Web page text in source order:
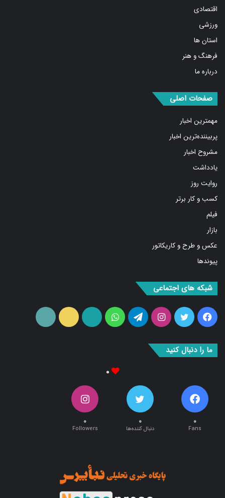
اقتصادی
ورزشی
استان ها
فرهنگ و هنر
درباره ما
صفحات اصلی
مهمترین اخبار
پربیننده‌ترین اخبار
مشروح اخبار
یادداشت
روایت روز
کسب و کار برتر
فیلم
بازار
عکس و طرح و کاریکاتور
پیوندها
شبکه های اجتماعی
فیس
توییتر اینستاگرامتلگرام واتس
آپارات ایتا
ما را دنبال کنید
۰
۰
Fans
۰
دنبال کننده‌ها
۰
Followers